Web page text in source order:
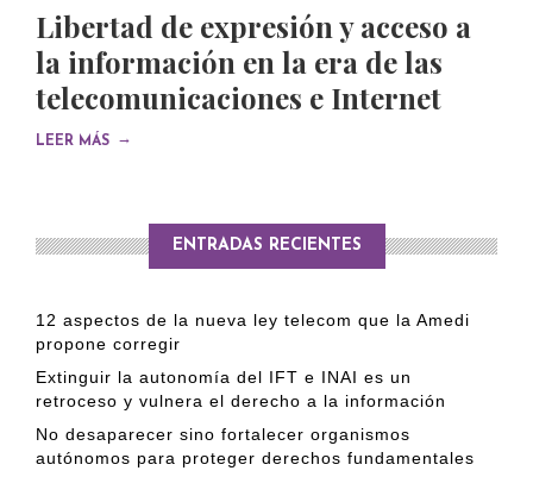
Libertad de expresión y acceso a
la información en la era de las
telecomunicaciones e Internet
LEER MÁS →
ENTRADAS RECIENTES
12 aspectos de la nueva ley telecom que la Amedi
propone corregir
Extinguir la autonomía del IFT e INAI es un
retroceso y vulnera el derecho a la información
No desaparecer sino fortalecer organismos
autónomos para proteger derechos fundamentales